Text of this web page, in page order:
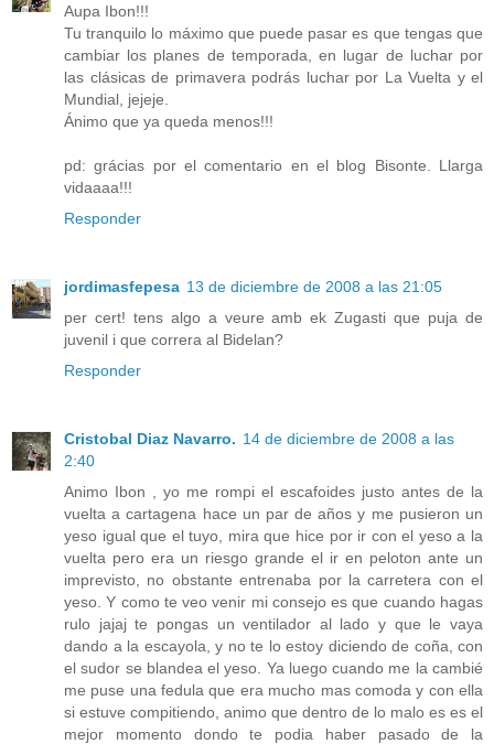
Aupa Ibon!!!
Tu tranquilo lo máximo que puede pasar es que tengas que
cambiar los planes de temporada, en lugar de luchar por
las clásicas de primavera podrás luchar por La Vuelta y el
Mundial, jejeje.
Ánimo que ya queda menos!!!
pd: grácias por el comentario en el blog Bisonte. Llarga
vidaaaa!!!
Responder
jordimasfepesa 13 de diciembre de 2008 a las 21:05
per cert! tens algo a veure amb ek Zugasti que puja de
juvenil i que correra al Bidelan?
Responder
Cristobal Diaz Navarro. 14 de diciembre de 2008 a las
2:40
Animo Ibon , yo me rompi el escafoides justo antes de la
vuelta a cartagena hace un par de años y me pusieron un
yeso igual que el tuyo, mira que hice por ir con el yeso a la
vuelta pero era un riesgo grande el ir en peloton ante un
imprevisto, no obstante entrenaba por la carretera con el
yeso. Y como te veo venir mi consejo es que cuando hagas
rulo jajaj te pongas un ventilador al lado y que le vaya
dando a la escayola, y no te lo estoy diciendo de coña, con
el sudor se blandea el yeso. Ya luego cuando me la cambié
me puse una fedula que era mucho mas comoda y con ella
si estuve compitiendo, animo que dentro de lo malo es es el
mejor momento dondo te podia haber pasado de la